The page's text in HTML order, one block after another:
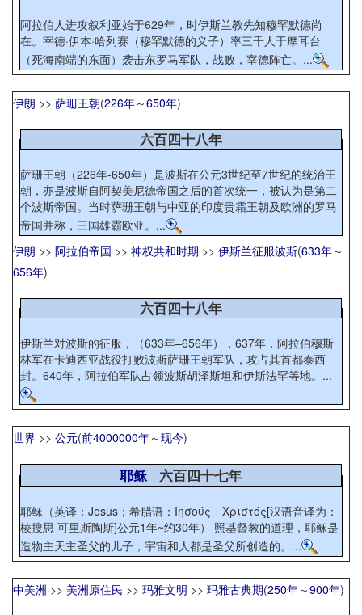
阿拉伯人进攻叙利亚始于629年，时伊斯兰教先知穆罕默德尚
在。宰德·伊本·哈列赛（穆罕默德的义子）率三千人于摩耳台
（死海南端的东面）袭击东罗马军队，战败，宰德阵亡。...
伊朗 >> 萨珊王朝(226年～650年)
六百四十八年
萨珊王朝（226年-650年）是波斯在公元3世纪至7世纪的统治王
朝，亦是波斯自阿契美尼德帝国之后的首次统一，被认为是第二
个波斯帝国。当时萨珊王朝与中亚的印度贵霜王朝及欧洲的罗马
帝国并称，三国雄霸欧亚。...
伊朗 >> 阿拉伯帝国 >> 神权共和时期 >> 伊斯兰征服波斯(633年～
656年)
六百四十八年
伊斯兰对波斯的征服，（633年–656年），637年，阿拉伯穆斯
林军在卡迪西亚战役打败波斯萨珊王朝军队，攻占其首都泰西
封。640年，阿拉伯军队占领波斯胡泽斯坦和伊斯法罕等地。...
世界 >> 公元(前4000000年～现今)
耶稣六百四十七年
耶稣（英译：Jesus；希腊语：Ιησούς Χριστός[汉语音译为：
棱搜思 可里斯陶斯]公元1年~约30年） 照基督教的道理，耶稣是
造物主天主圣父的儿子，宇宙和人都是圣父所创造的。...
中美洲 >> 美洲原住民 >> 玛雅文明 >> 玛雅古典期(250年～900年)